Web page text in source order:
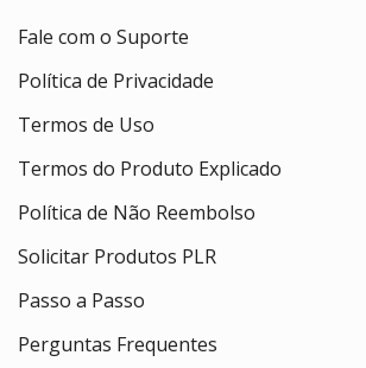
Fale com o Suporte
Política de Privacidade
Termos de Uso
Termos do Produto Explicado
Política de Não Reembolso
Solicitar Produtos PLR
Passo a Passo
Perguntas Frequentes